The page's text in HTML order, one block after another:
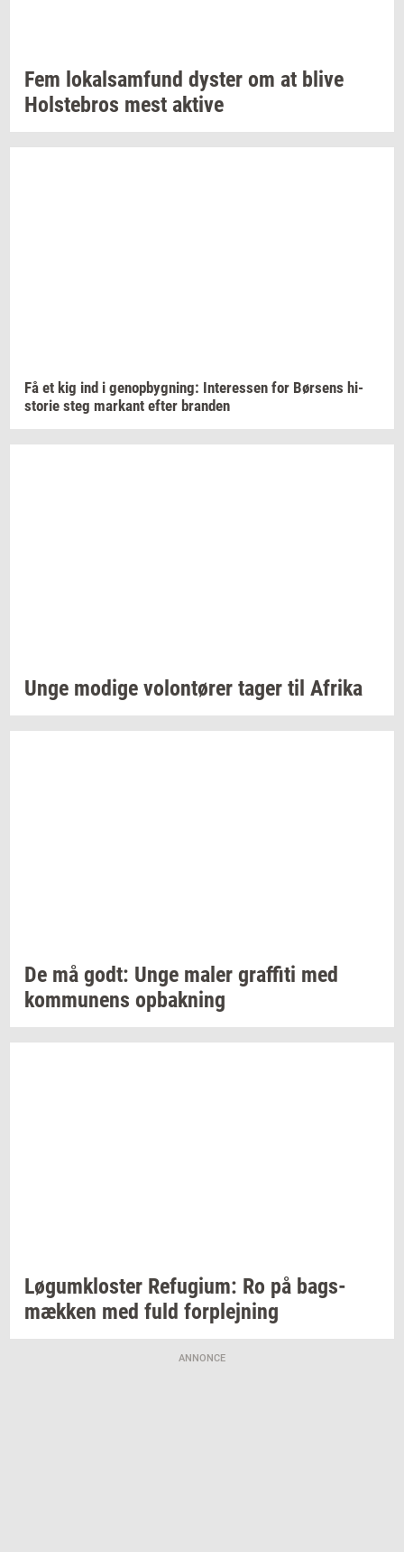
Fem lo­kal­sam­fund dy­ster om at blive
Holste­bros mest ak­ti­ve
Få et kig ind i genop­byg­ning: In­ter­es­sen for Bør­sens hi­
sto­rie steg mar­kant efter bran­den
Unge mo­di­ge vo­lontø­rer tager til Afri­ka
De må godt: Unge maler graf­fi­ti med
kom­mu­nens op­bak­ning
Løgum­klo­ster Re­fu­gi­um: Ro på bags­
mæk­ken med fuld for­plej­ning
ANNONCE